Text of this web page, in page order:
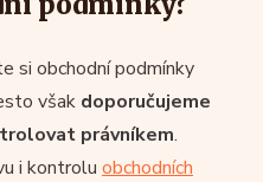
si obchodní podmínky
však doporučujeme
právníkem.
i kontrolu obchodních